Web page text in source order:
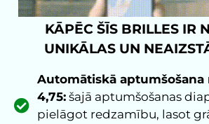
KĀPĒC ŠĪS BRILLES IR
UNIKĀLAS UN
Automātiskā aptumšošana
4,75:šajā aptumšošanas
pielāgot redzamību, lasot